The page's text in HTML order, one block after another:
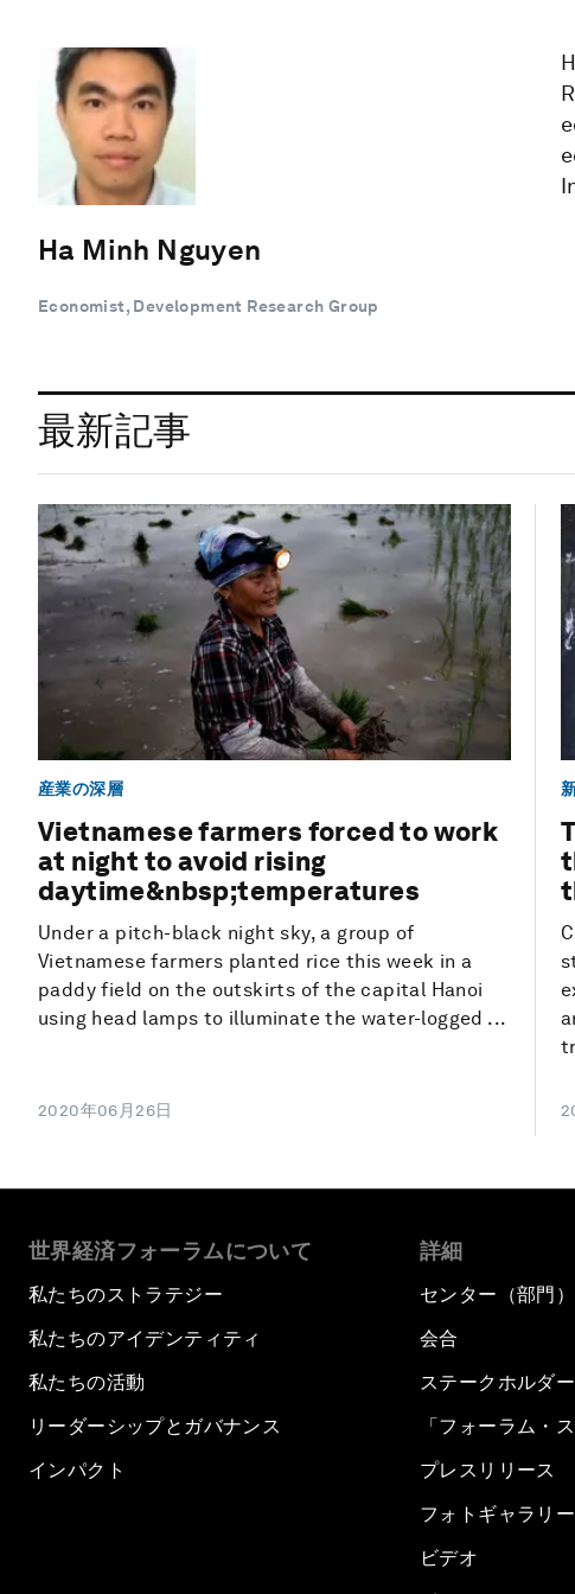
Ha Minh Nguyen
Economist, Development Research Group
最新記事
産業の深層
Vietnamese farmers forced to work
at night to avoid rising
daytime&nbsp;temperatures
Under a pitch-black night sky, a group of
Vietnamese farmers planted rice this week in a
paddy field on the outskirts of the capital Hanoi
using head lamps to illuminate the water-logged ...
2020年06月26日
世界経済フォーラムについて
私たちのストラテジー
私たちのアイデンティティ
私たちの活動
リーダーシップとガバナンス
インパクト
詳細
センター（部門）
会合
ステークホルダ
「フォーラム・
プレスリリース
フォトギャラリー
ビデオ